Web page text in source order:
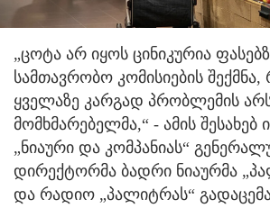
„ცოტა არ იყოს ცინიკურია
სამთავრობო კომისიების შექმნა,
ყველაზე კარგად პრობლემის
მომხმარებელმა,“ - ამის შესახებ
„ნიაური და კომპანიას“
დირექტორმა ბადრი ნიაურმა
და რადიო „პალიტრას“